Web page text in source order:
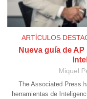
ARTÍCULOS
Nueva guía de
Miquel
The Associated Press
herramientas de